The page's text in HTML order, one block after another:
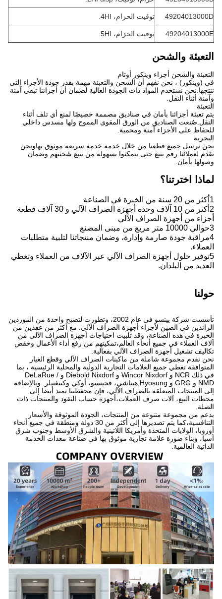
49204013000D توقيت الحزام، 4HI.
49204013000E توقيت الحزام، 5HI.
التعبئة والشحن
التعبئة والشحن أجزاء وينكور أوتام
في (وينكور) ، نحن نفهم أن الشحن والتعبئة مهمة بقدر جودة الأجزاء التي
ننتجها.نحن نستخدم المواد ذات الجودة العالية لضمان أن أجزائنا تبقى آمنة
وآمنة أثناء النقل.
التعبئة
يتم تعبئة أجزائنا بأمان في صناديق مصممة خصيصًا لمنع أي تلف أثناء
النقل.صُنعت الصناديق من الورق المقوى المموج ولها مسدس داخلي
للحفاظ على الأجزاء آمنة ومحمية.
البحرية
نحن نرسل جميع قطعنا من خلال خدمة خدمة سريعة موثوق بهاونحن
نقدم لعملائنا رقم تتبع حتى يتمكنوا بسهولة من تتبع شحنتهم وضمان
وصولها بأمان.
لماذا اخترتنا؟
1أكثر من 20 سنة من الخبرة في الصناعة
2أكثر من 10 آلاف وحدة أجهزة الصراف الآلي و 30 آلاف قطعة
أجزاء من أجهزة الصراف الآلي
3حوالي 10000 متر مربع من مبنى المصنع
4مراقبة جودة صارمة وإدارة، وضمان منتجاتنا لتلبية متطلبات
العملاء.
5توفير حلول أجهزة الصراف الآلي عبر الآلاف من العملاء وتغطي
العديد من البلدان.
حولنا
تأسست شركة يينسو في عام 2002، وتطورت لتصبح واحدة من الموردين
الرائدين في الصين لأجزاء أجهزة الصراف الآلي. مع أكثر من عقدين من
الخبرة في هذه الصناعة، وقد تلبيت احتياجات أجهزة الصراف الآلي من
آلاف العملاء في جميع أنحاء العالم،تمكينهم من رفع أداء الأعمال وخفض
تكاليف تشغيل أجهزة الصراف الآلي بفعالية.
نحن نقدم مجموعة شاملة من ماكينات الصراف الآلي وقطع الغيار
المتوافقة تغطي جميع العلامات التجارية الدولية والمحلية الرئيسية ، بما
في ذلك NCR و Wincor Nixdorf و Diebold Nixdorf و DeLaRue /
NMD و GRG و Hyosung,هيتاشي، فجيتسو، أوكي وكينغتيلر. وبالإضافة
إلى المنتجات المتعلقة بالصراف الآلي، فإن محفظتنا تمتد أيضا إلى
محطات البيع، آلات صرف العملات،أجهزة حساب النقود والمنتجات ذات
الصلة.
بدعم من مجموعة متنوعة من المنتجات، الجودة الموثوقة والأسعار
التنافسية،كما يتم تصديرها إلى أكثر من 30 دولة ومنطقة في جميع أنحاء
أوروبا، الولايات المتحدة وأمريكا اللاتينية والشرق الأوسط وجنوب شرق
آسيا، وبناء صورة علامة تجارية موثوق بها في صناعة معدات الخدمة
الذاتية العالمية.